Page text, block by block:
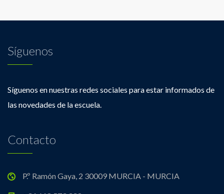
Síguenos
Síguenos en nuestras redes sociales para estar informados de
las novedades de la escuela.
Contacto
P.º Ramón Gaya, 2 30009 MURCIA - MURCIA